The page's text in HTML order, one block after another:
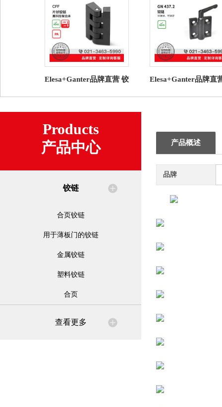
Elesa+Ganter品牌直营 铰
聚合体
Elesa+Ganter品牌直
可锁定
Products
产品中心
铰链
合页铰链
用于薄板门的铰链
金属铰链
塑料铰链
合页
查看更多
产品概述
品牌